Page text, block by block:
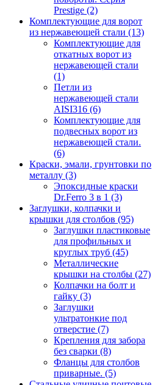
Prestige (2)
Комплектующие для ворот
из нержавеющей стали (13)
Комплектующие для
откатных ворот из
нержавеющей стали
(1)
Петли из
нержавеющей стали
AISI316 (6)
Комплектующие для
подвесных ворот из
нержавеющей стали.
(6)
Краски, эмали, грунтовки по
металлу (3)
Эпоксидные краски
Dr.Ferro 3 в 1 (3)
Заглушки, колпачки и
крышки для столбов (95)
Заглушки пластиковые
для профильных и
круглых труб (45)
Металлические
крышки на столбы (27)
Колпачки на болт и
гайку (3)
Заглушки
ультратонкие под
отверстие (7)
Крепления для забора
без сварки (8)
Фланцы для столбов
приварные. (5)